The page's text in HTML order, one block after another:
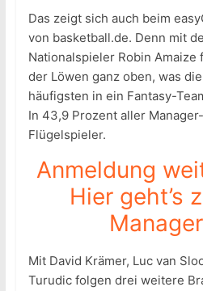
Das zeigt sich auch beim
von basketball.de. Denn mit
Nationalspieler Robin
der Löwen ganz oben, was
häufigsten in ein Fantasy-
In 43,9 Prozent aller
Flügelspieler.
Anmeldung
Hier geht’s
Mit David Krämer, Luc van
Turudic folgen drei weitere